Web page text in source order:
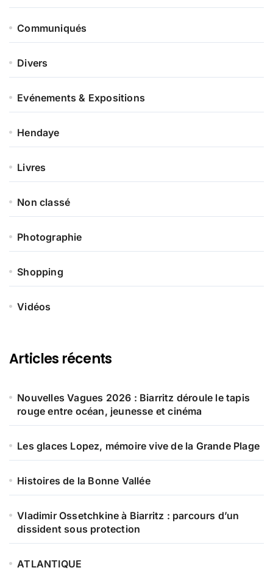
Communiqués
Divers
Evénements & Expositions
Hendaye
Livres
Non classé
Photographie
Shopping
Vidéos
Articles récents
Nouvelles Vagues 2026 : Biarritz déroule le tapis
rouge entre océan, jeunesse et cinéma
Les glaces Lopez, mémoire vive de la Grande Plage
Histoires de la Bonne Vallée
Vladimir Ossetchkine à Biarritz : parcours d’un
dissident sous protection
ATLANTIQUE